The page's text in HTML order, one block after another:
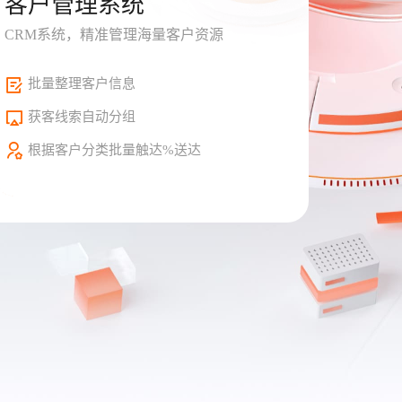
客户管理系统
CRM系统，精准管理海量客户资源
批量整理客户信息
获客线索自动分组
根据客户分类批量触达%送达